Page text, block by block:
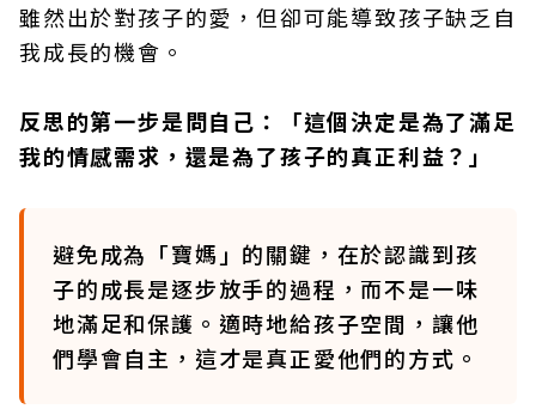
雖然出於對孩子的愛，但卻可能導致孩子缺乏自
我成長的機會。
反思的第一步是問自己：「這個決定是為了滿足
我的情感需求，還是為了孩子的真正利益？」
避免成為「寶媽」的關鍵，在於認識到孩
子的成長是逐步放手的過程，而不是一味
地滿足和保護。適時地給孩子空間，讓他
們學會自主，這才是真正愛他們的方式。